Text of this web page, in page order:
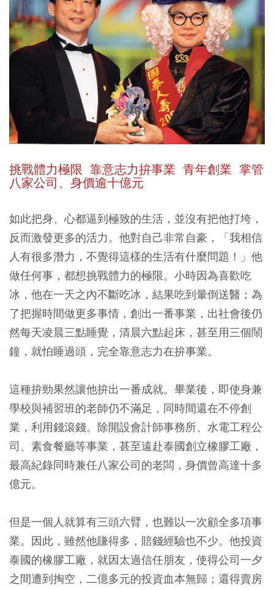
挑戰體力極限 靠意志力拚事業 青年創業 掌管
八家公司、身價逾十億元
如此把身、心都逼到極致的生活，並沒有把他打垮，
反而激發更多的活力。他對自己非常自豪，「我相信
人有很多潛力，不覺得這樣的生活有什麼問題！」他
做任何事，都想挑戰體力的極限。小時因為喜歡吃
冰，他在一天之內不斷吃冰，結果吃到暈倒送醫；為
了把握時間做更多事情，創出一番事業，出社會後仍
然每天凌晨三點睡覺，清晨六點起床，甚至用三個鬧
鐘，就怕睡過頭，完全靠意志力在拚事業。
這種拚勁果然讓他拚出一番成就。畢業後，即使身兼
學校與補習班的老師仍不滿足，同時間還在不停創
業，利用錢滾錢。除開設會計師事務所、水電工程公
司、素食餐廳等事業，甚至遠赴泰國創立橡膠工廠，
最高紀錄同時兼任八家公司的老闆，身價曾高達十多
億元。
但是一個人就算有三頭六臂，也難以一次顧全多項事
業。因此，雖然他賺得多，賠錢經驗也不少。他投資
泰國的橡膠工廠，就因太過信任朋友，使得公司一夕
之間遭到掏空，二億多元的投資血本無歸；還得賣房